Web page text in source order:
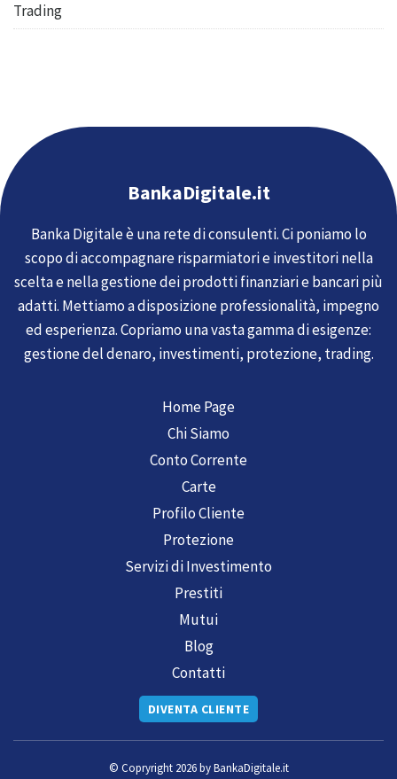
Trading
BankaDigitale.it
Banka Digitale è una rete di consulenti. Ci poniamo lo
scopo di accompagnare risparmiatori e investitori nella
scelta e nella gestione dei prodotti finanziari e bancari più
adatti. Mettiamo a disposizione professionalità, impegno
ed esperienza. Copriamo una vasta gamma di esigenze:
gestione del denaro, investimenti, protezione, trading.
Home Page
Chi Siamo
Conto Corrente
Carte
Profilo Cliente
Protezione
Servizi di Investimento
Prestiti
Mutui
Blog
Contatti
DIVENTA CLIENTE
© Copryright 2026 byBankaDigitale.it